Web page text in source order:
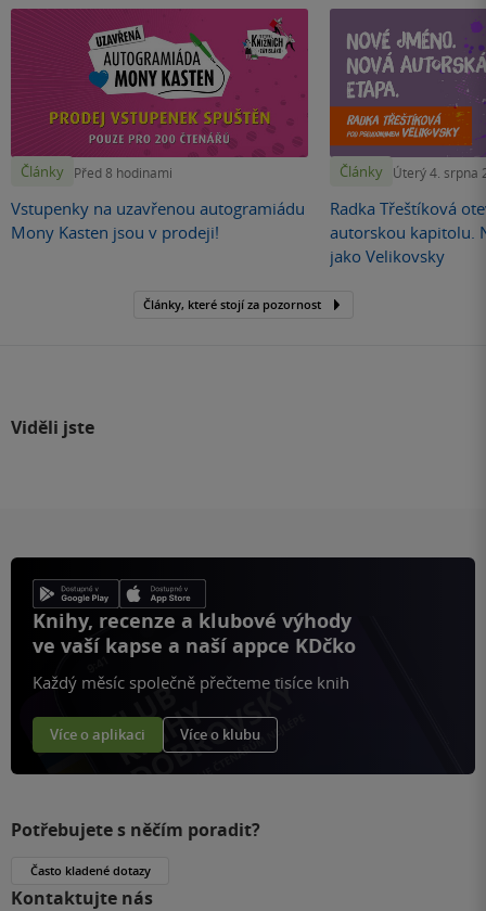
Články Před 8 hodinami
Vstupenky na uzavřenou autogramiádu
Mony Kasten jsou v prodeji!
Články Úterý 4. srpna
Radka Třeštíková
autorskou kapitolu.
jako Velikovsky
Články, které stojí za pozornost
Viděli jste
Knihy, recenze a klubové výhody
ve vaší kapse a naší appce KDčko
Každý měsíc společně přečteme tisíce knih
Více o aplikaci Více o klubu
Potřebujete s něčím poradit?
Často kladené dotazy
Kontaktujte nás